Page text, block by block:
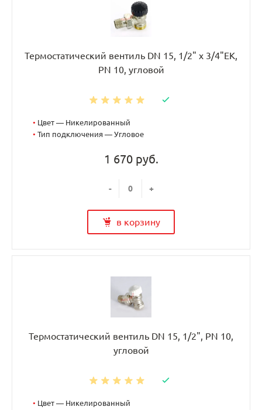
Термостатический вентиль DN 15, 1/2" х 3/4"EK,
PN 10, угловой
• Цвет — Никелированный
• Тип подключения — Угловое
1 670 руб.
- +
в корзину
Термостатический вентиль DN 15, 1/2", PN 10,
угловой
• Цвет — Никелированный